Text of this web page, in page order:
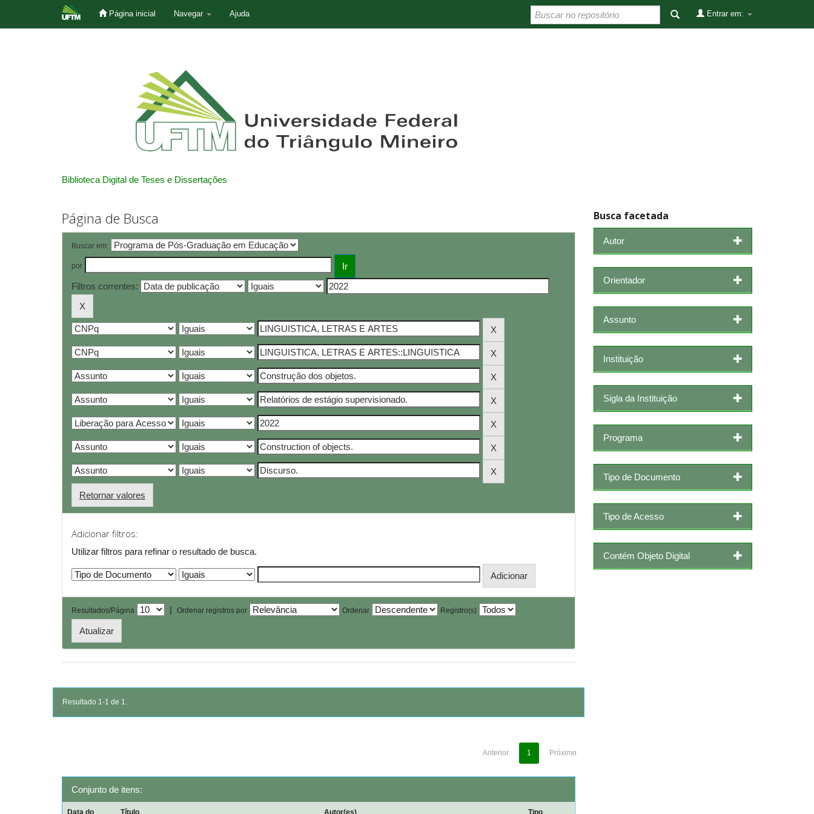
Página inicial Navegar Ajuda Entrar em:
Biblioteca Digital de Teses e Dissertações
Página de Busca
Buscar em:
por
Filtros correntes:
Retornar valores
Adicionar filtros:
Utilizar filtros para refinar o resultado de busca.
Resultados/Página | Ordenar registros por Ordenar Registro(s)
Resultado 1-1 de 1.
Anterior 1 Próximo
Conjunto de itens:
Data do Título Autor(es) Tipo
Busca facetada
Autor
Orientador
Assunto
Instituição
Sigla da Instituição
Programa
Tipo de Documento
Tipo de Acesso
Contém Objeto Digital